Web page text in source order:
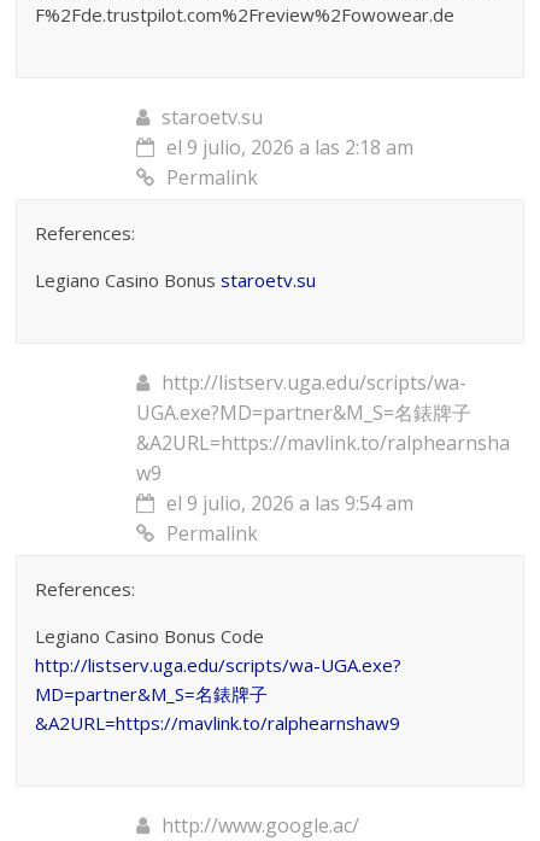
F%2Fde.trustpilot.com%2Freview%2Fowowear.de
staroetv.su
el 9 julio, 2026 a las 2:18 am
Permalink
References:
Legiano Casino Bonusstaroetv.su
http://listserv.uga.edu/scripts/wa-
UGA.exe?MD=partner&M_S=名錶牌子
&A2URL=https://mavlink.to/ralphearnsha
w9
el 9 julio, 2026 a las 9:54 am
Permalink
References:
Legiano Casino Bonus Code
http://listserv.uga.edu/scripts/wa-UGA.exe?
MD=partner&M_S=名錶牌子
&A2URL=https://mavlink.to/ralphearnshaw9
http://www.google.ac/